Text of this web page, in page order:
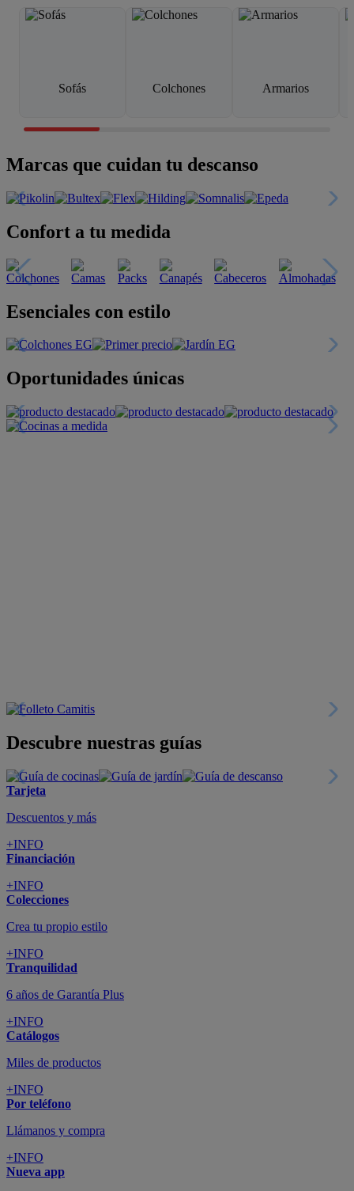
Sofás Colchones Armarios
Marcas que cuidan tu descanso
Confort a tu medida
Esenciales con estilo
Oportunidades únicas
Descubre nuestras guías
Tarjeta
Descuentos y más
+INFO
Financiación
+INFO
Colecciones
Crea tu propio estilo
+INFO
Tranquilidad
6 años de Garantía Plus
+INFO
Catálogos
Miles de productos
+INFO
Por teléfono
Llámanos y compra
+INFO
Nueva app